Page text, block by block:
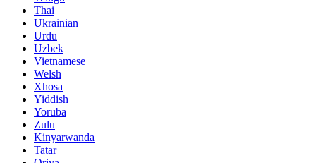
Thai
Ukrainian
Urdu
Uzbek
Vietnamese
Welsh
Xhosa
Yiddish
Yoruba
Zulu
Kinyarwanda
Tatar